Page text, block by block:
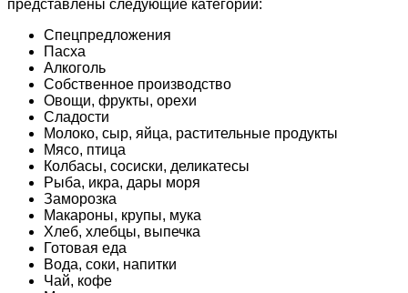
представлены следующие категории:
Спецпредложения
Пасха
Алкоголь
Собственное производство
Овощи, фрукты, орехи
Сладости
Молоко, сыр, яйца, растительные продукты
Мясо, птица
Колбасы, сосиски, деликатесы
Рыба, икра, дары моря
Заморозка
Макароны, крупы, мука
Хлеб, хлебцы, выпечка
Готовая еда
Вода, соки, напитки
Чай, кофе